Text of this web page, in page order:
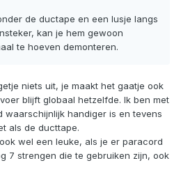
de ductape en een lusje langs
kan je hem gewoon
te hoeven demonteren.
niets uit, je maakt het gaatje ook
blijft globaal hetzelfde. Ik ben met
waarschijnlijk handiger is en tevens
als de ducttape.
wel een leuke, als je er paracord
7 strengen die te gebruiken zijn, ook